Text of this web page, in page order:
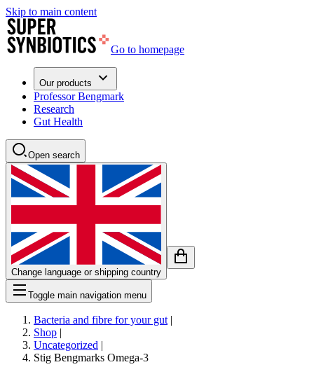
Skip to main content
Go to homepage
Our products
Professor Bengmark
Research
Gut Health
Open search
Change language or shipping country
Toggle main navigation menu
Bacteria and fibre for your gut |
Shop |
Uncategorized |
Stig Bengmarks Omega-3